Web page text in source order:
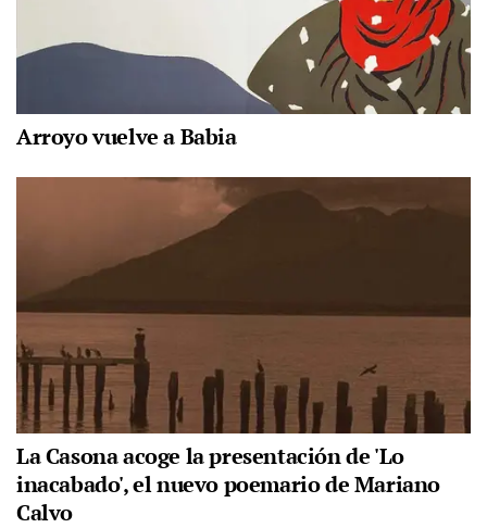
Arroyo vuelve a Babia
La Casona acoge la presentación de 'Lo
inacabado', el nuevo poemario de Mariano
Calvo